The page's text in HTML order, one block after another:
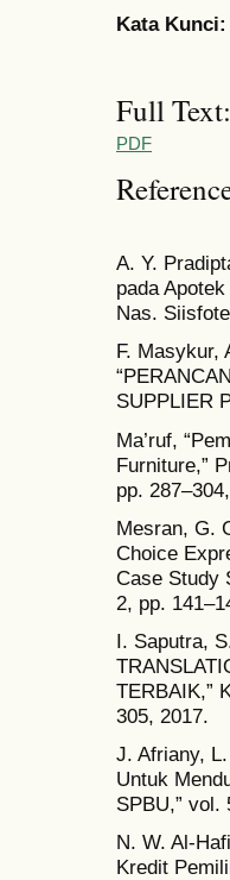
Kata Kunci:
Full Text:
PDF
A. Y.
pada
Nas.
F. Masykur,
SUPPLIER
Ma’ruf,
Furniture,”
pp.
Mesran, G.
Choice
Case Study
2, pp.
I. Saputra,
TERBAIK,”
305, 2017.
J. Afriany,
Untuk
SPBU,” vol.
N. W. Al-
Kredit